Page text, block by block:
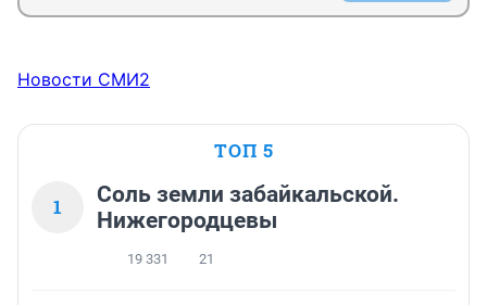
Новости СМИ2
ТОП 5
1
Соль земли забайкальской.
Нижегородцевы
19 331 21